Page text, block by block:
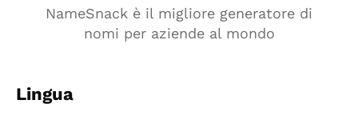
NameSnack è il migliore generatore di
nomi per aziende al mondo
Lingua